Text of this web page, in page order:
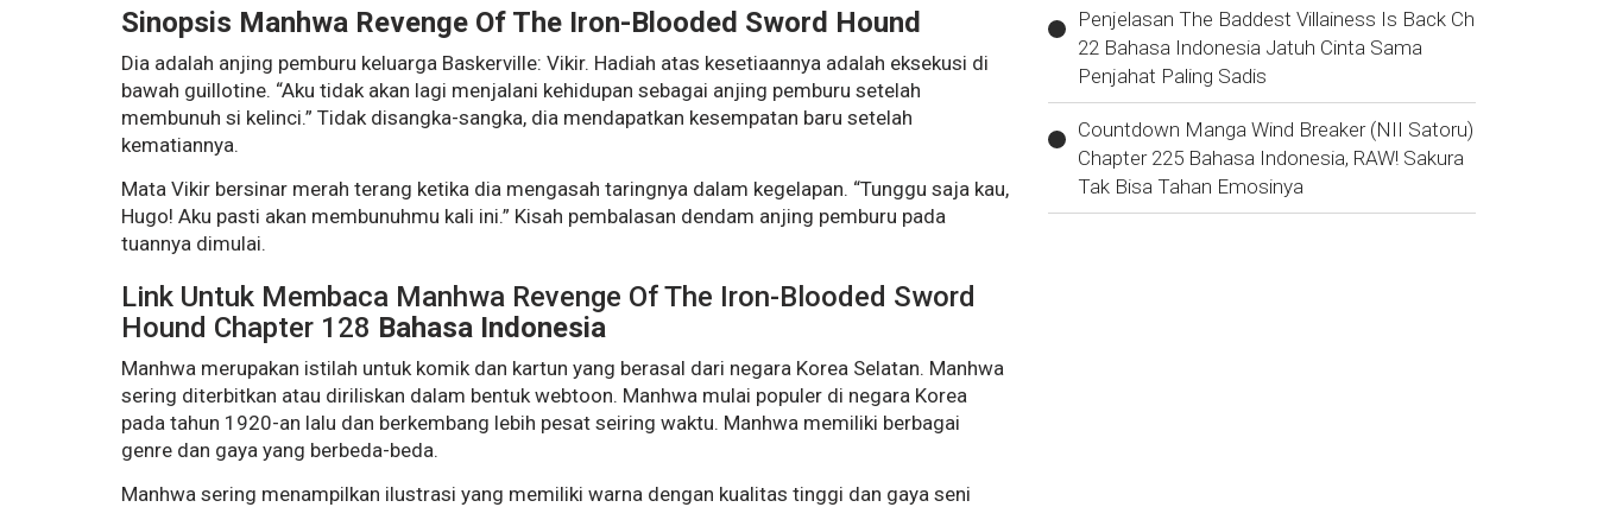
Sinopsis Manhwa Revenge Of The Iron-Blooded Sword Hound
Dia adalah anjing pemburu keluarga Baskerville: Vikir. Hadiah atas kesetiaannya adalah eksekusi di
bawah guillotine. “Aku tidak akan lagi menjalani kehidupan sebagai anjing pemburu setelah
membunuh si kelinci.” Tidak disangka-sangka, dia mendapatkan kesempatan baru setelah
kematiannya.
Mata Vikir bersinar merah terang ketika dia mengasah taringnya dalam kegelapan. “Tunggu saja kau,
Hugo! Aku pasti akan membunuhmu kali ini.” Kisah pembalasan dendam anjing pemburu pada
tuannya dimulai.
Link Untuk Membaca Manhwa Revenge Of The Iron-Blooded Sword
Hound Chapter 128 Bahasa Indonesia
Manhwa merupakan istilah untuk komik dan kartun yang berasal dari negara Korea Selatan. Manhwa
sering diterbitkan atau diriliskan dalam bentuk webtoon. Manhwa mulai populer di negara Korea
pada tahun 1920-an lalu dan berkembang lebih pesat seiring waktu. Manhwa memiliki berbagai
genre dan gaya yang berbeda-beda.
Manhwa sering menampilkan ilustrasi yang memiliki warna dengan kualitas tinggi dan gaya seni
Penjelasan The Baddest Villainess Is Back Ch
22 Bahasa Indonesia Jatuh Cinta Sama
Penjahat Paling Sadis
Countdown Manga Wind Breaker (NII Satoru)
Chapter 225 Bahasa Indonesia, RAW! Sakura
Tak Bisa Tahan Emosinya